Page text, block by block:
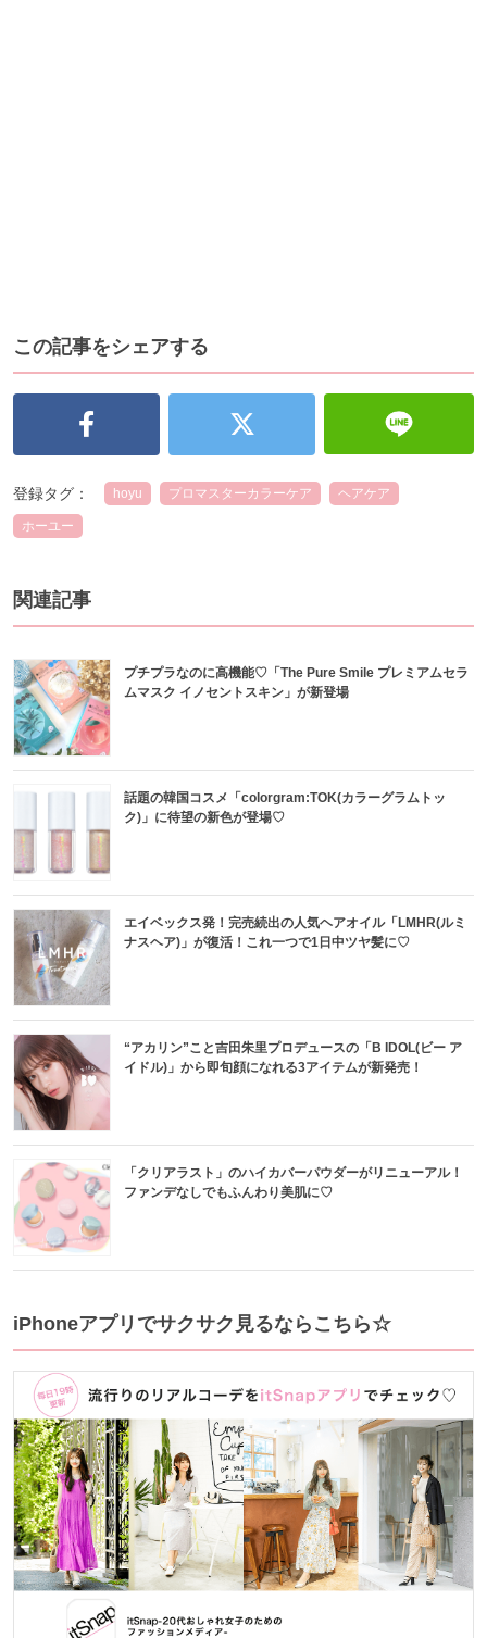
この記事をシェアする
登録タグ： hoyu プロマスターカラーケア ヘアケア
ホーユー
関連記事
プチプラなのに高機能♡「The Pure Smile プレミアムセラ
ムマスク イノセントスキン」が新登場
話題の韓国コスメ「colorgram:TOK(カラーグラムトッ
ク)」に待望の新色が登場♡
エイベックス発！完売続出の人気ヘアオイル「LMHR(ルミ
ナスヘア)」が復活！これ一つで1日中ツヤ髪に♡
“アカリン”こと吉田朱里プロデュースの「B IDOL(ビー ア
イドル)」から即旬顔になれる3アイテムが新発売！
「クリアラスト」のハイカバーパウダーがリニューアル！
ファンデなしでもふんわり美肌に♡
iPhoneアプリでサクサク見るならこちら☆